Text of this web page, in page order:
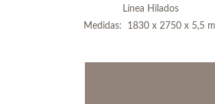
Línea Hilados
Medidas: 1830 x 2750 x 5,5